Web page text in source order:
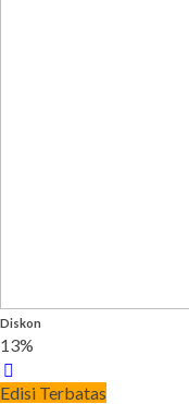
Diskon
13%
Edisi Terbatas